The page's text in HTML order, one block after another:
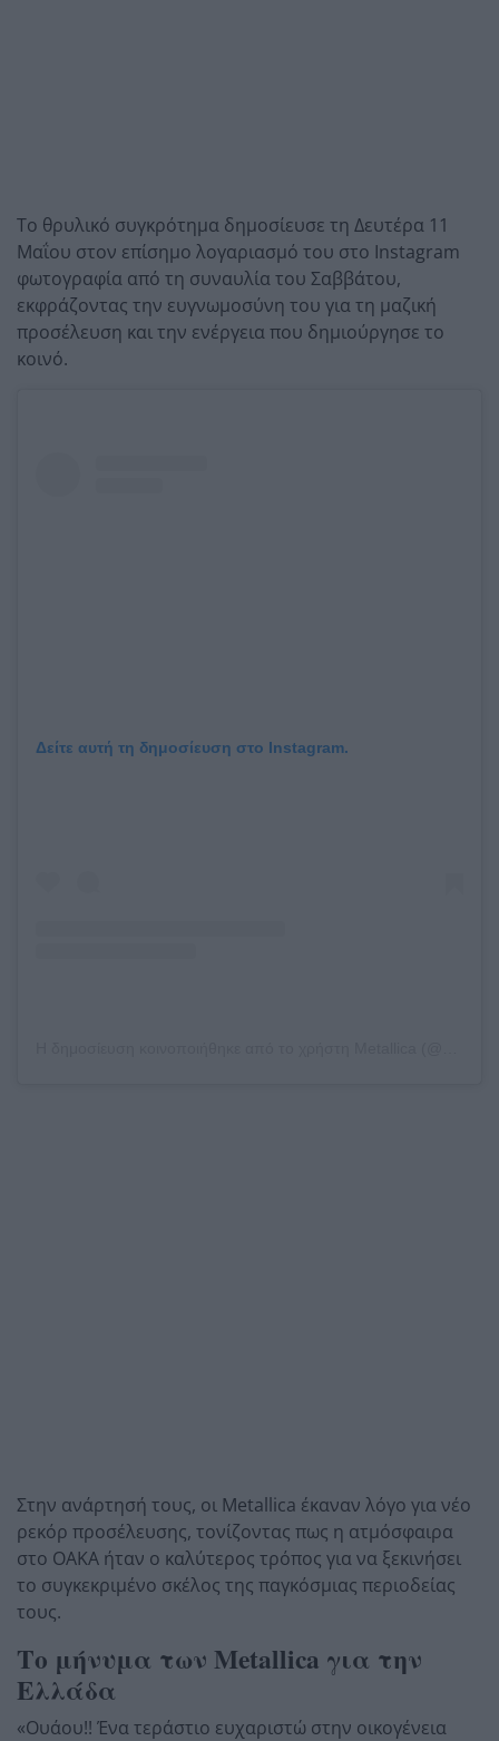
Το θρυλικό συγκρότημα δημοσίευσε τη Δευτέρα 11
Μαΐου στον επίσημο λογαριασμό του στο Instagram
φωτογραφία από τη συναυλία του Σαββάτου,
εκφράζοντας την ευγνωμοσύνη του για τη μαζική
προσέλευση και την ενέργεια που δημιούργησε το
κοινό.
Δείτε αυτή τη δημοσίευση στο Instagram.
Στην ανάρτησή τους, οι Metallica έκαναν λόγο για νέο
ρεκόρ προσέλευσης, τονίζοντας πως η ατμόσφαιρα
στο ΟΑΚΑ ήταν ο καλύτερος τρόπος για να ξεκινήσει
το συγκεκριμένο σκέλος της παγκόσμιας περιοδείας
τους.
Το μήνυμα των Metallica για την
Ελλάδα
«Ουάου!! Ένα τεράστιο ευχαριστώ στην οικογένεια